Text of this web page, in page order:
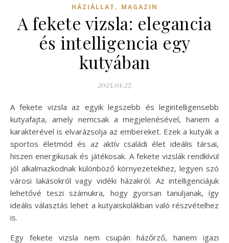
HÁZIÁLLAT , MAGAZIN
A fekete vizsla: elegancia
és intelligencia egy
kutyában
2025.01.27.
A fekete vizsla az egyik legszebb és legintelligensebb
kutyafajta, amely nemcsak a megjelenésével, hanem a
karakterével is elvarázsolja az embereket. Ezek a kutyák a
sportos életmód és az aktív családi élet ideális társai,
hiszen energikusak és játékosak. A fekete vizslák rendkívül
jól alkalmazkodnak különböző környezetekhez, legyen szó
városi lakásokról vagy vidéki házakról. Az intelligenciájuk
lehetővé teszi számukra, hogy gyorsan tanuljanak, így
ideális választás lehet a kutyaiskolákban való részvételhez
is.
Egy fekete vizsla nem csupán házőrző, hanem igazi